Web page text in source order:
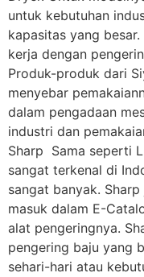
untuk kebutuhan
kapasitas yang
kerja dengan
Produk-produk dari
menyebar
dalam pengadaan
industri dan
Sharp Sama seperti
sangat terkenal di
sangat banyak.
masuk dalam E-
alat pengeringnya.
pengering baju yang
sehari-hari atau